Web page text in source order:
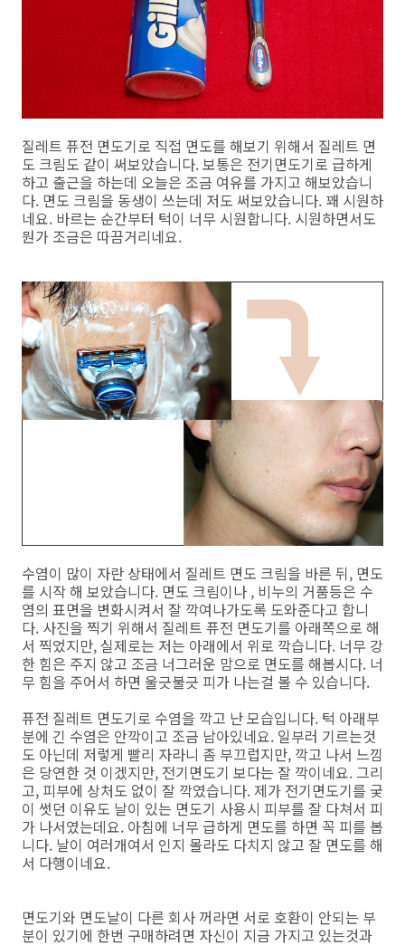
질레트 퓨전 면도기로 직접 면도를 해보기 위해서 질레트 면
도 크림도 같이 써보았습니다. 보통은 전기면도기로 급하게
하고 출근을 하는데 오늘은 조금 여유를 가지고 해보았습니
다. 면도 크림을 동생이 쓰는데 저도 써보았습니다. 꽤 시원하
네요. 바르는 순간부터 턱이 너무 시원합니다. 시원하면서도
뭔가 조금은 따끔거리네요.
수염이 많이 자란 상태에서 질레트 면도 크림을 바른 뒤, 면도
를 시작 해 보았습니다. 면도 크림이나 , 비누의 거품등은 수
염의 표면을 변화시켜서 잘 깍여나가도록 도와준다고 합니
다. 사진을 찍기 위해서 질레트 퓨전 면도기를 아래쪽으로 해
서 찍었지만, 실제로는 저는 아래에서 위로 깍습니다. 너무 강
한 힘은 주지 않고 조금 너그러운 맘으로 면도를 해봅시다. 너
무 힘을 주어서 하면 울긋불긋 피가 나는걸 볼 수 있습니다.
퓨전 질레트 면도기로 수염을 깍고 난 모습입니다. 턱 아래부
분에 긴 수염은 안깍이고 조금 남아있네요. 일부러 기르는것
도 아닌데 저렇게 빨리 자라니 좀 부끄럽지만, 깍고 나서 느낌
은 당연한 것 이겠지만, 전기면도기 보다는 잘 깍이네요. 그리
고, 피부에 상처도 없이 잘 깍였습니다. 제가 전기면도기를 궂
이 썻던 이유도 날이 있는 면도기 사용시 피부를 잘 다쳐서 피
가 나서였는데요. 아침에 너무 급하게 면도를 하면 꼭 피를 봅
니다. 날이 여러개여서 인지 몰라도 다치지 않고 잘 면도를 해
서 다행이네요.
면도기와 면도날이 다른 회사 꺼라면 서로 호환이 안되는 부
분이 있기에 한번 구매하려면 자신이 지금 가지고 있는것과